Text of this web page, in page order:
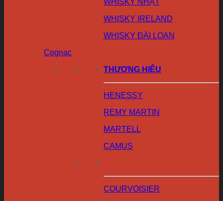
WHISKY NHẬT
WHISKY IRELAND
WHISKY ĐÀI LOAN
Cognac
THƯƠNG HIỆU
HENESSY
REMY MARTIN
MARTELL
CAMUS
COURVOISIER